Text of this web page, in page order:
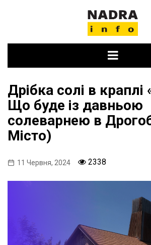
Дрібка солі в краплі
Що буде із давньою
солеварнею в
Місто)
11 Червня, 2024 2338